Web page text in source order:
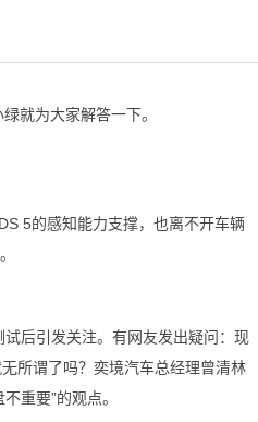
就为大家解答一下。
5的感知能力支撑，也离不开车辆
后引发关注。有网友发出疑问：现
所谓了吗？奕境汽车总经理曾清林
重要”的观点。